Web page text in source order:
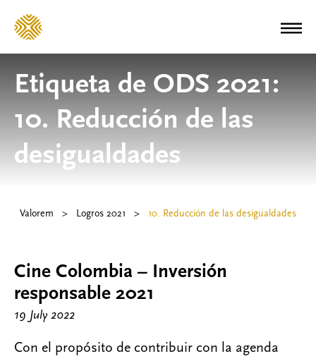
Etiqueta de ODS 2021:
10. Reducción de las
desigualdades
Valorem > Logros 2021 > 10. Reducción de las desigualdades
Cine Colombia – Inversión
responsable 2021
19 July 2022
Con el propósito de contribuir con la agenda